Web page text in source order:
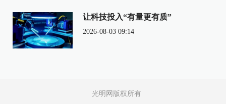
让科技投入“有量更有质”
2026-08-03 09:14
光明网版权所有